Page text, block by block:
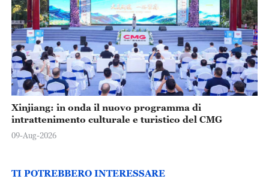
Xinjiang: in onda il nuovo programma di
intrattenimento culturale e turistico del CMG
09-Aug-2026
TI POTREBBERO INTERESSARE